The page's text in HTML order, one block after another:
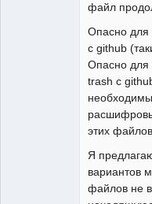
файл
Опасно для
с github
Опасно для
trash с
этих файлов.
Я
вариантов
файлов не